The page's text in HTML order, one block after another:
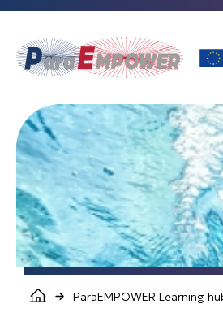
ParaEMPOWER Learning